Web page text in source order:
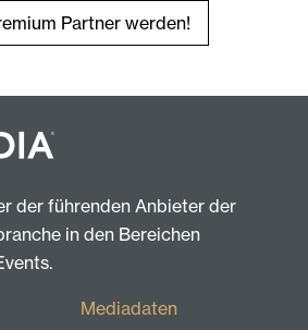
Partner werden!
der führenden Anbieter der
in den Bereichen
Mediadaten